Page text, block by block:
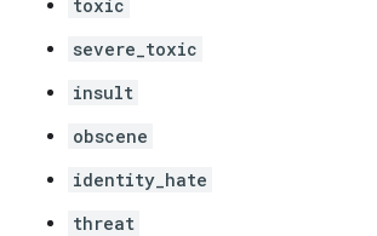
toxic
severe_toxic
insult
obscene
identity_hate
threat